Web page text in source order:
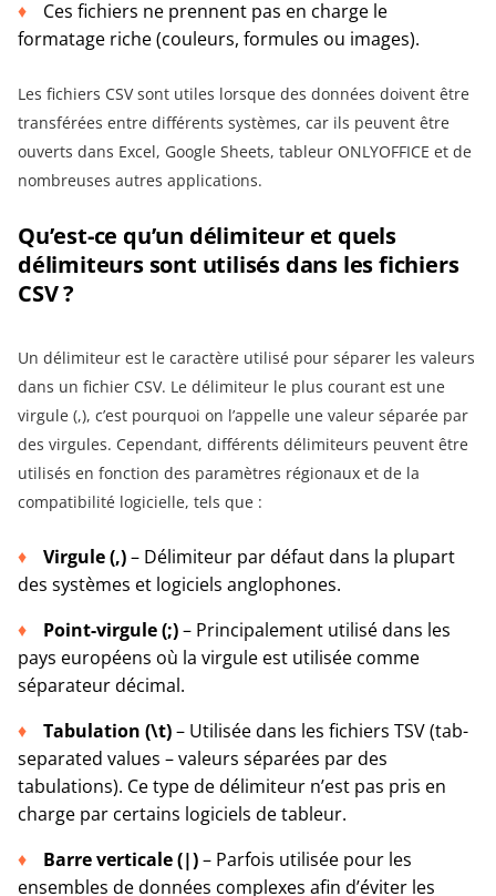
Ces fichiers ne prennent pas en charge le
formatage riche (couleurs, formules ou images).
Les fichiers CSV sont utiles lorsque des données doivent être
transférées entre différents systèmes, car ils peuvent être
ouverts dans Excel, Google Sheets, tableur ONLYOFFICE et de
nombreuses autres applications.
Qu’est-ce qu’un délimiteur et quels
délimiteurs sont utilisés dans les fichiers
CSV ?
Un délimiteur est le caractère utilisé pour séparer les valeurs
dans un fichier CSV. Le délimiteur le plus courant est une
virgule (,), c’est pourquoi on l’appelle une valeur séparée par
des virgules. Cependant, différents délimiteurs peuvent être
utilisés en fonction des paramètres régionaux et de la
compatibilité logicielle, tels que :
Virgule (,)– Délimiteur par défaut dans la plupart
des systèmes et logiciels anglophones.
Point-virgule (;)– Principalement utilisé dans les
pays européens où la virgule est utilisée comme
séparateur décimal.
Tabulation (\t)– Utilisée dans les fichiers TSV (tab-
separated values – valeurs séparées par des
tabulations). Ce type de délimiteur n’est pas pris en
charge par certains logiciels de tableur.
Barre verticale (|)– Parfois utilisée pour les
ensembles de données complexes afin d’éviter les